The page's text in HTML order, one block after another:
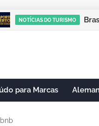
NOTÍCIAS DO TURISMO
NOTÍCIAS DO TURISMO
para Marcas